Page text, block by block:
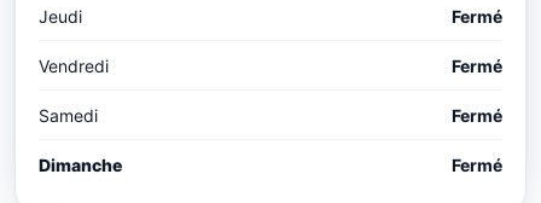
Jeudi Fermé
Vendredi Fermé
Samedi Fermé
Dimanche Fermé